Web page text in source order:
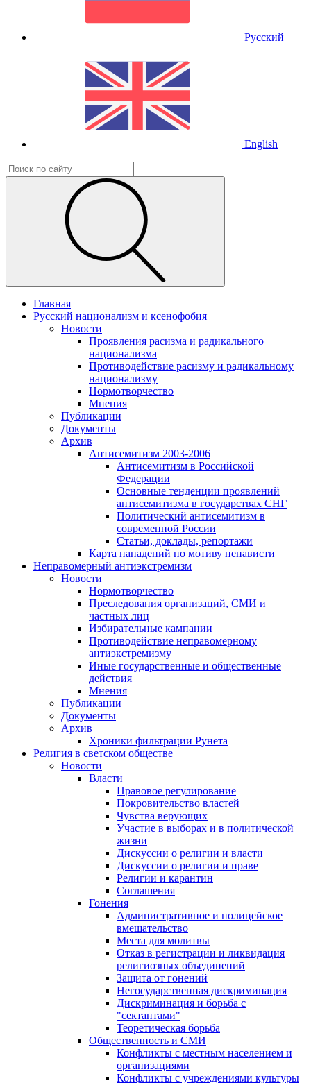
Русский
English
Главная
Русский национализм и ксенофобия
Новости
Проявления расизма и радикального
национализма
Противодействие расизму и радикальному
национализму
Нормотворчество
Мнения
Публикации
Документы
Архив
Антисемитизм 2003-2006
Антисемитизм в Российской
Федерации
Основные тенденции проявлений
антисемитизма в государствах СНГ
Политический антисемитизм в
современной России
Статьи, доклады, репортажи
Карта нападений по мотиву ненависти
Неправомерный антиэкстремизм
Новости
Нормотворчество
Преследования организаций, СМИ и
частных лиц
Избирательные кампании
Противодействие неправомерному
антиэкстремизму
Иные государственные и общественные
действия
Мнения
Публикации
Документы
Архив
Хроники фильтрации Рунета
Религия в светском обществе
Новости
Власти
Правовое регулирование
Покровительство властей
Чувства верующих
Участие в выборах и в политической
жизни
Дискуссии о религии и власти
Дискуссии о религии и праве
Религии и карантин
Соглашения
Гонения
Административное и полицейское
вмешательство
Места для молитвы
Отказ в регистрации и ликвидация
религиозных объединений
Защита от гонений
Негосударственная дискриминация
Дискриминация и борьба с
"сектантами"
Теоретическая борьба
Общественность и СМИ
Конфликты с местным населением и
организациями
Конфликты с учреждениями культуры